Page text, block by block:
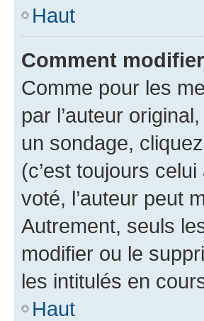
Haut
Comment
Comme pour les
par l’auteur
un sondage,
(c’est toujours
voté, l’auteur peut
Autrement, seuls
modifier ou le
les intitulés en
Haut